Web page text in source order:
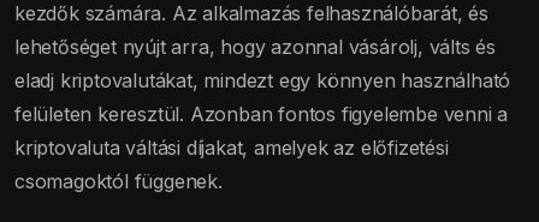
kezdők számára. Az alkalmazás felhasználóbarát, és
lehetőséget nyújt arra, hogy azonnal vásárolj, válts és
eladj kriptovalutákat, mindezt egy könnyen használható
felületen keresztül. Azonban fontos figyelembe venni a
kriptovaluta váltási díjakat, amelyek az előfizetési
csomagoktól függenek.